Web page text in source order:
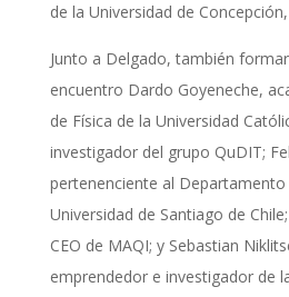
de la Universidad de
Junto a Delgado, también
encuentro Dardo Goyeneche,
de Física de la Universidad
investigador del grupo QuDIT;
pertenenciente al Departamento
Universidad de Santiago de
CEO de MAQI; y Sebastian
emprendedor e investigador de